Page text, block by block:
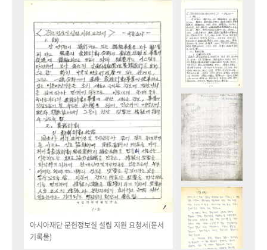
아시아재단 문헌정보실 설립 지원 요청서(문서
기록물)